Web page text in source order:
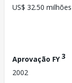
US$ 32.50 milhões
Aprovação FY3
2002